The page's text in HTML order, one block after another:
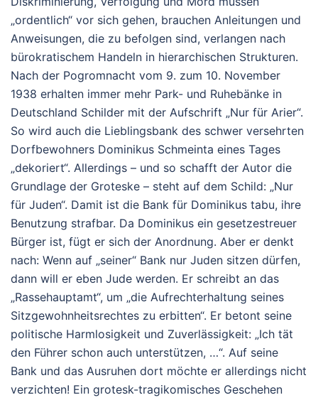
„ordentlich“ vor sich gehen, brauchen Anleitungen und
Anweisungen, die zu befolgen sind, verlangen nach
bürokratischem Handeln in hierarchischen Strukturen.
Nach der Pogromnacht vom 9. zum 10. November
1938 erhalten immer mehr Park- und Ruhebänke in
Deutschland Schilder mit der Aufschrift „Nur für Arier“.
So wird auch die Lieblingsbank des schwer versehrten
Dorfbewohners Dominikus Schmeinta eines Tages
„dekoriert“. Allerdings – und so schafft der Autor die
Grundlage der Groteske – steht auf dem Schild: „Nur
für Juden“. Damit ist die Bank für Dominikus tabu, ihre
Benutzung strafbar. Da Dominikus ein gesetzestreuer
Bürger ist, fügt er sich der Anordnung. Aber er denkt
nach: Wenn auf „seiner“ Bank nur Juden sitzen dürfen,
dann will er eben Jude werden. Er schreibt an das
„Rassehauptamt“, um „die Aufrechterhaltung seines
Sitzgewohnheitsrechtes zu erbitten“. Er betont seine
politische Harmlosigkeit und Zuverlässigkeit: „Ich tät
den Führer schon auch unterstützen, …“. Auf seine
Bank und das Ausruhen dort möchte er allerdings nicht
verzichten! Ein grotesk-tragikomisches Geschehen